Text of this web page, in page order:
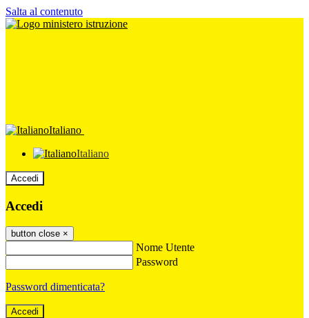
Salta al contenuto
Italiano
Italiano
Accedi
Accedi
button close ×
Nome Utente
Password
Password dimenticata?